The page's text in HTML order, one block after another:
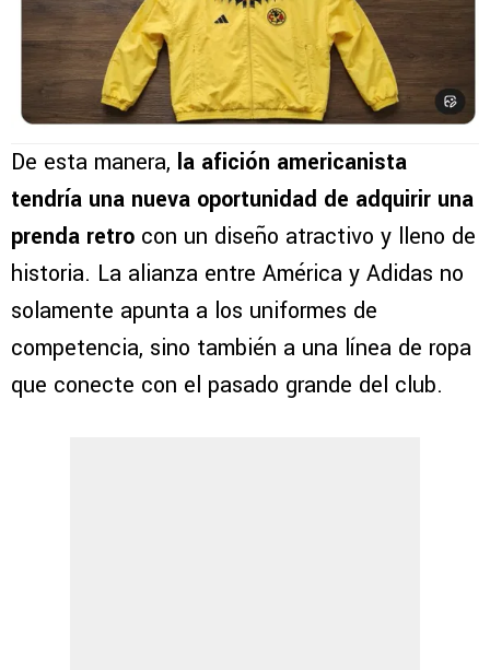
De esta manera, la afición americanista
tendría una nueva oportunidad de adquirir una
prenda retro con un diseño atractivo y lleno de
historia. La alianza entre América y Adidas no
solamente apunta a los uniformes de
competencia, sino también a una línea de ropa
que conecte con el pasado grande del club.